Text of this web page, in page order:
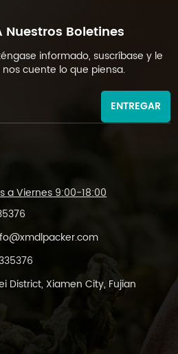
Nuestros Boletines
informado, suscríbase y le
cuente lo que piensa.
ENTREGAR
a Viernes 9:00-18:00
District, Xiamen City, Fujian